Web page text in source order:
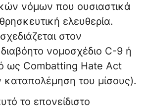
νόμων που ουσιαστικά
ελευθερία.
στον
νομοσχέδιο C-9 ή
ως Combatting Hate Act
καταπολέμηση του μίσους).
το επονείδιστο